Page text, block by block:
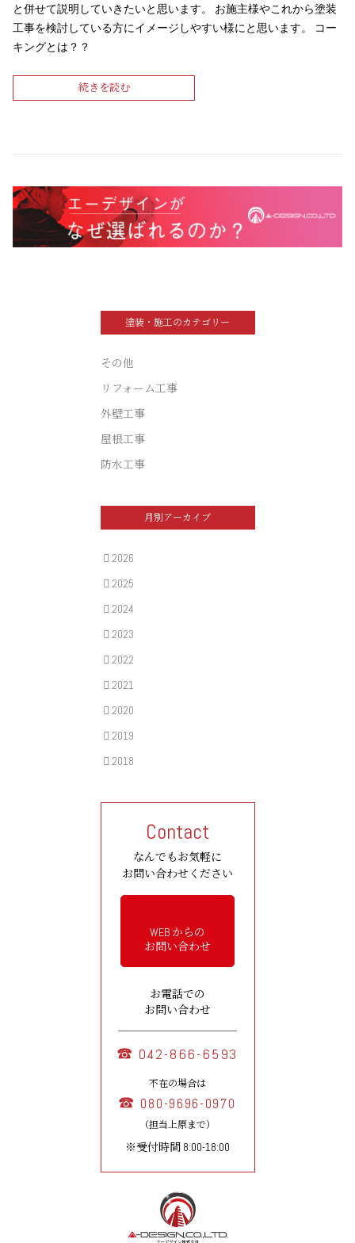
と併せて説明していきたいと思います。 お施主様やこれから塗装
工事を検討している方にイメージしやすい様にと思います。 コー
キングとは？？
続きを読む
塗装・施工のカテゴリー
その他
リフォーム工事
外壁工事
屋根工事
防水工事
月別アーカイブ
2026
2025
2024
2023
2022
2021
2020
2019
2018
Contact
なんでもお気軽に
お問い合わせください
WEB からの
お問い合わせ
お電話での
お問い合わせ
042-866-6593
不在の場合は
080-9696-0970
（担当上原まで）
※受付時間 8:00-18:00